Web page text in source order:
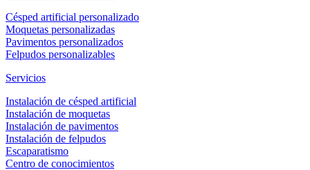
Césped artificial personalizado
Moquetas personalizadas
Pavimentos personalizados
Felpudos personalizables
Servicios
Instalación de césped artificial
Instalación de moquetas
Instalación de pavimentos
Instalación de felpudos
Escaparatismo
Centro de conocimientos